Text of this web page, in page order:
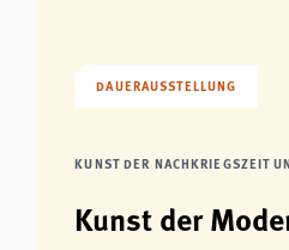
DAUERAUSSTELLUNG
KUNST DER NACHKRIEGSZEIT
Kunst der